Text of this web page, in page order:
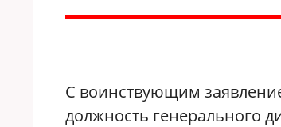
С воинствующим
должность генерального